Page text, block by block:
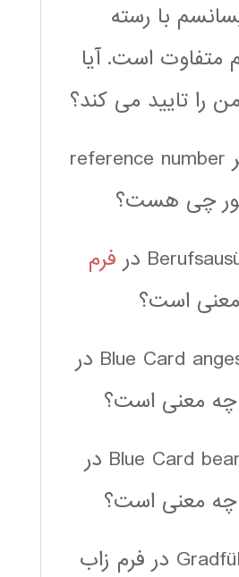
با رسته
متفاوت است. آیا
را تایید می کند؟
رفرنس نامبر reference number
چی هست؟
فرم
است؟
گزینه Blue Card angestrebt در
چه معنی است؟
گزینه Blue Card beantragt در
چه معنی است؟
گزینه Gradführung در فرم زاب